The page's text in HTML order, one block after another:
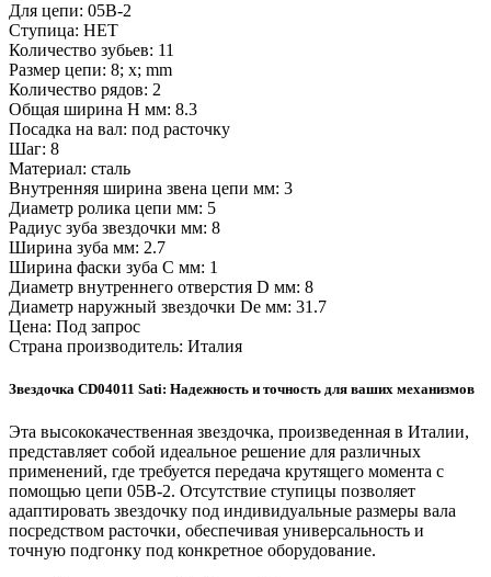
Для цепи: 05B-2
Ступица: НЕТ
Количество зубьев: 11
Размер цепи: 8; x; mm
Количество рядов: 2
Общая ширина H мм: 8.3
Посадка на вал: под расточку
Шаг: 8
Материал: сталь
Внутренняя ширина звена цепи мм: 3
Диаметр ролика цепи мм: 5
Радиус зуба звездочки мм: 8
Ширина зуба мм: 2.7
Ширина фаски зуба C мм: 1
Диаметр внутреннего отверстия D мм: 8
Диаметр наружный звездочки De мм: 31.7
Цена: Под запрос
Страна производитель: Италия
Звездочка CD04011 Sati: Надежность и точность для ваших механизмов
Эта высококачественная звездочка, произведенная в Италии,
представляет собой идеальное решение для различных
применений, где требуется передача крутящего момента с
помощью цепи 05B-2. Отсутствие ступицы позволяет
адаптировать звездочку под индивидуальные размеры вала
посредством расточки, обеспечивая универсальность и
точную подгонку под конкретное оборудование.